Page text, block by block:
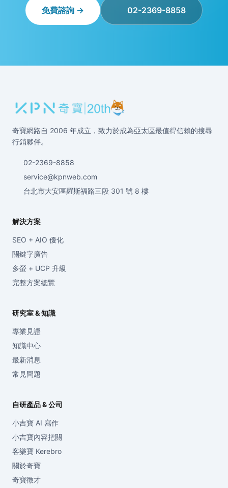
免費諮詢 → 02-2369-8858
奇寶網路自 2006 年成立，致力於成為亞太區最值得信賴的搜尋
行銷夥伴。
02-2369-8858
service@kpnweb.com
台北市大安區羅斯福路三段 301 號 8 樓
解決方案
SEO + AIO 優化
關鍵字廣告
多螢 + UCP 升級
完整方案總覽
研究室 & 知識
專業見證
知識中心
最新消息
常見問題
自研產品 & 公司
小吉寶 AI 寫作
小吉寶內容把關
客樂寶 Kerebro
關於奇寶
奇寶徵才